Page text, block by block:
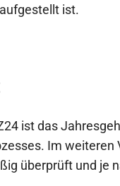
ist.
ist das
Im
überprüft und je